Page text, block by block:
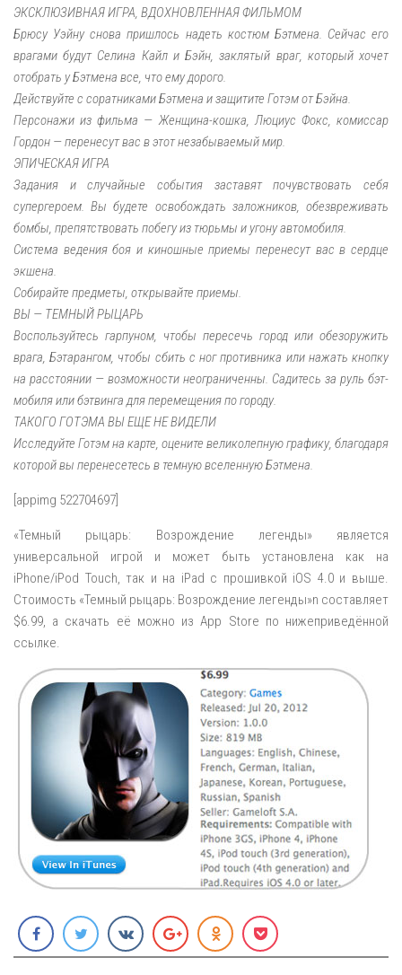
ЭКСКЛЮЗИВНАЯ ИГРА, ВДОХНОВЛЕННАЯ ФИЛЬМОМ
Брюсу Уэйну снова пришлось надеть костюм Бэтмена. Сейчас его
врагами будут Селина Кайл и Бэйн, заклятый враг, который хочет
отобрать у Бэтмена все, что ему дорого.
Действуйте с соратниками Бэтмена и защитите Готэм от Бэйна.
Персонажи из фильма — Женщина-кошка, Люциус Фокс, комиссар
Гордон — перенесут вас в этот незабываемый мир.
ЭПИЧЕСКАЯ ИГРА
Задания и случайные события заставят почувствовать себя
супергероем. Вы будете освобождать заложников, обезвреживать
бомбы, препятствовать побегу из тюрьмы и угону автомобиля.
Система ведения боя и киношные приемы перенесут вас в сердце
экшена.
Собирайте предметы, открывайте приемы.
ВЫ — ТЕМНЫЙ РЫЦАРЬ
Воспользуйтесь гарпуном, чтобы пересечь город или обезоружить
врага, Бэтарангом, чтобы сбить с ног противника или нажать кнопку
на расстоянии — возможности неограниченны. Садитесь за руль бэт-
мобиля или бэтвинга для перемещения по городу.
ТАКОГО ГОТЭМА ВЫ ЕЩЕ НЕ ВИДЕЛИ
Исследуйте Готэм на карте, оцените великолепную графику, благодаря
которой вы перенесетесь в темную вселенную Бэтмена.
[appimg 522704697]
«Темный рыцарь: Возрождение легенды» является
универсальной игрой и может быть установлена как на
iPhone/iPod Touch, так и на iPad с прошивкой iOS 4.0 и выше.
Стоимость «Темный рыцарь: Возрождение легенды»n составляет
$6.99, а скачать её можно из App Store по нижеприведённой
ссылке.